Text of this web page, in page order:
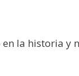
la historia y